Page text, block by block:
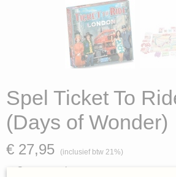
Spel Ticket To
(Days of Wonder)
€ 27,95 (inclusief btw 21%)
✓ Op voorraad